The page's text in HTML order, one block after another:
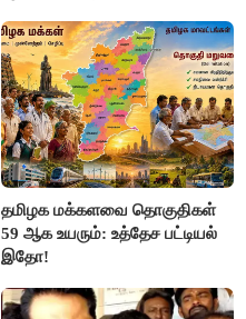
தமிழக மக்களவை தொகுதிகள்
59 ஆக உயரும்: உத்தேச பட்டியல்
இதோ!